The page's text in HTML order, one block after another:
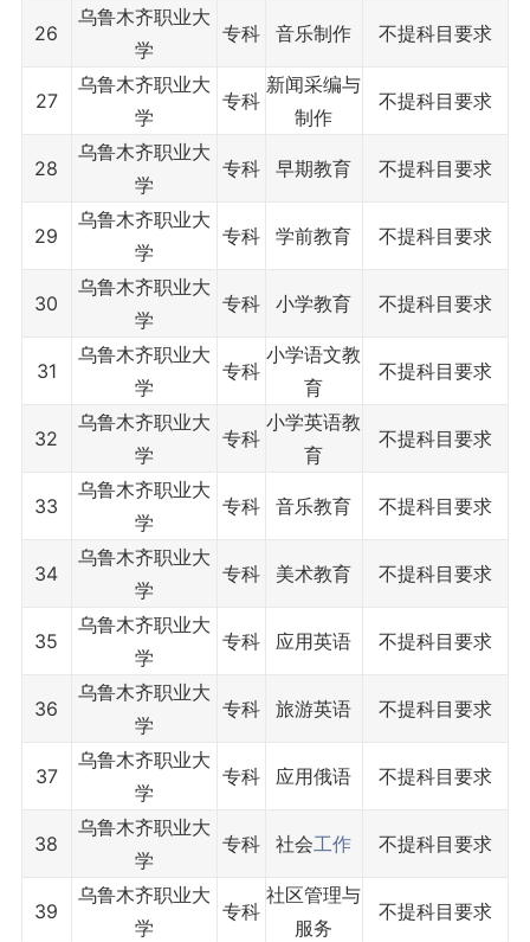
26
乌鲁木齐职业大
学
专科 音乐制作 不提科目要求
27
乌鲁木齐职业大
学
专科
新闻采编与
制作
不提科目要求
28
乌鲁木齐职业大
学
专科 早期教育 不提科目要求
29
乌鲁木齐职业大
学
专科 学前教育 不提科目要求
30
乌鲁木齐职业大
学
专科 小学教育 不提科目要求
31
乌鲁木齐职业大
学
专科
小学语文教
育
不提科目要求
32
乌鲁木齐职业大
学
专科
小学英语教
育
不提科目要求
33
乌鲁木齐职业大
学
专科 音乐教育 不提科目要求
34
乌鲁木齐职业大
学
专科 美术教育 不提科目要求
35
乌鲁木齐职业大
学
专科 应用英语 不提科目要求
36
乌鲁木齐职业大
学
专科 旅游英语 不提科目要求
37
乌鲁木齐职业大
学
专科 应用俄语 不提科目要求
38
乌鲁木齐职业大
学
专科 社会工作 不提科目要求
39
乌鲁木齐职业大
学
专科
社区管理与
服务
不提科目要求